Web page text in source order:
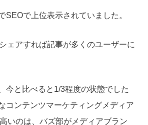
SEOで上位表示されていました。
ェアすれば記事が多くのユーザーに
今と比べると1/3程度の状態でした
コンテンツマーケティングメディア
いのは、バズ部がメディアブラン